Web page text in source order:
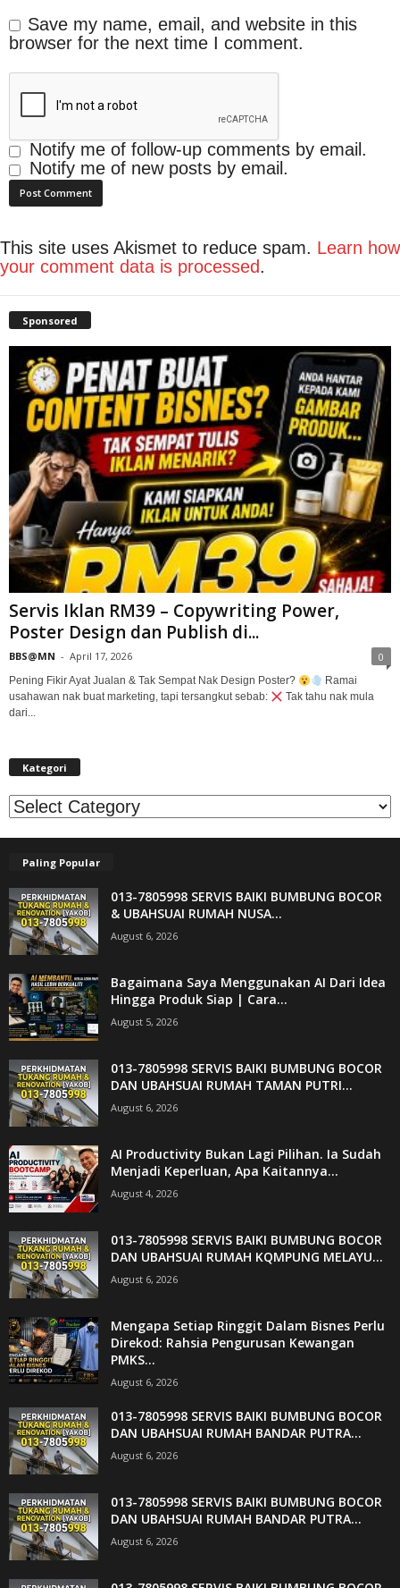
Save my name, email, and website in this
browser for the next time I comment.
Notify me of follow-up comments by email.
Notify me of new posts by email.
This site uses Akismet to reduce spam. Learn how
your comment data is processed.
Sponsored
Servis Iklan RM39 – Copywriting Power,
Poster Design dan Publish di...
BBS@MN - April 17, 2026 0
Pening Fikir Ayat Jualan & Tak Sempat Nak Design Poster?
Ramai
usahawan nak buat marketing, tapi tersangkut sebab:
Tak tahu nak mula
dari...
Kategori
Kategori
Paling Popular
013-7805998 SERVIS BAIKI BUMBUNG BOCOR
& UBAHSUAI RUMAH NUSA...
August 6, 2026
Bagaimana Saya Menggunakan AI Dari Idea
Hingga Produk Siap | Cara...
August 5, 2026
013-7805998 SERVIS BAIKI BUMBUNG BOCOR
DAN UBAHSUAI RUMAH TAMAN PUTRI...
August 6, 2026
AI Productivity Bukan Lagi Pilihan. Ia Sudah
Menjadi Keperluan, Apa Kaitannya...
August 4, 2026
013-7805998 SERVIS BAIKI BUMBUNG BOCOR
DAN UBAHSUAI RUMAH KQMPUNG MELAYU...
August 6, 2026
Mengapa Setiap Ringgit Dalam Bisnes Perlu
Direkod: Rahsia Pengurusan Kewangan
PMKS...
August 6, 2026
013-7805998 SERVIS BAIKI BUMBUNG BOCOR
DAN UBAHSUAI RUMAH BANDAR PUTRA...
August 6, 2026
013-7805998 SERVIS BAIKI BUMBUNG BOCOR
DAN UBAHSUAI RUMAH BANDAR PUTRA...
August 6, 2026